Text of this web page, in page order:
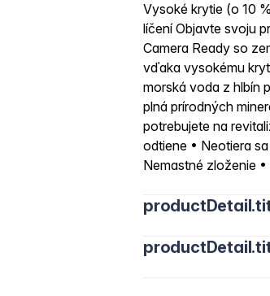
Vysoké krytie (o 10
líčení Objavte svoju
Camera Ready so
vďaka vysokému
morská voda z hlbín
plná prírodných
potrebujete na
odtiene • Neotiera
Nemastné zloženie